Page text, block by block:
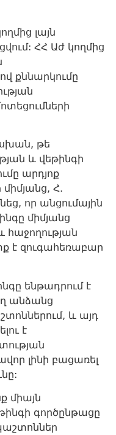
լայն
ՀՀ Աժ կողմից
քննարկումը
թե
և վեթինգի
արդյոք
Հ.
որ անցումային
միմյանց
հաջողության
է զուգահեռաբար
ենթադրում է
անձանց
և այդ
է
լինի բացառել
միայն
գործընթացը